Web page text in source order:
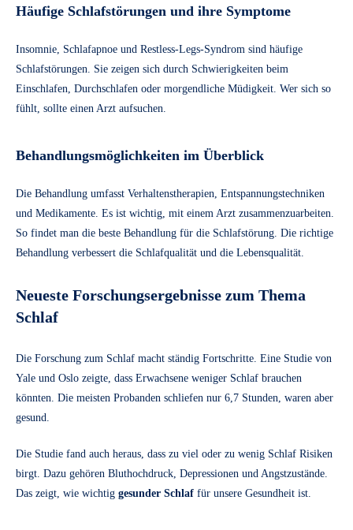
Häufige Schlafstörungen und ihre Symptome
Insomnie, Schlafapnoe und Restless-Legs-Syndrom sind häufige
Schlafstörungen. Sie zeigen sich durch Schwierigkeiten beim
Einschlafen, Durchschlafen oder morgendliche Müdigkeit. Wer sich so
fühlt, sollte einen Arzt aufsuchen.
Behandlungsmöglichkeiten im Überblick
Die Behandlung umfasst Verhaltenstherapien, Entspannungstechniken
und Medikamente. Es ist wichtig, mit einem Arzt zusammenzuarbeiten.
So findet man die beste Behandlung für die Schlafstörung. Die richtige
Behandlung verbessert die Schlafqualität und die Lebensqualität.
Neueste Forschungsergebnisse zum Thema
Schlaf
Die Forschung zum Schlaf macht ständig Fortschritte. Eine Studie von
Yale und Oslo zeigte, dass Erwachsene weniger Schlaf brauchen
könnten. Die meisten Probanden schliefen nur 6,7 Stunden, waren aber
gesund.
Die Studie fand auch heraus, dass zu viel oder zu wenig Schlaf Risiken
birgt. Dazu gehören Bluthochdruck, Depressionen und Angstzustände.
Das zeigt, wie wichtig gesunder Schlaf für unsere Gesundheit ist.